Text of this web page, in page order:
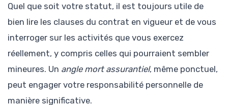
Quel que soit votre statut, il est toujours utile de
bien lire les clauses du contrat en vigueur et de vous
interroger sur les activités que vous exercez
réellement, y compris celles qui pourraient sembler
mineures. Un angle mort assurantiel, même ponctuel,
peut engager votre responsabilité personnelle de
manière significative.